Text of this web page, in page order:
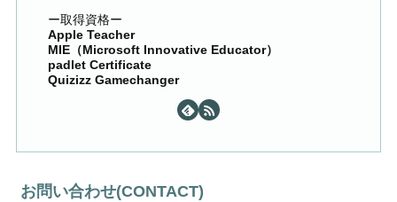
ー取得資格ー
Apple Teacher
MIE（Microsoft Innovative Educator）
padlet Certificate
Quizizz Gamechanger
お問い合わせ(CONTACT)